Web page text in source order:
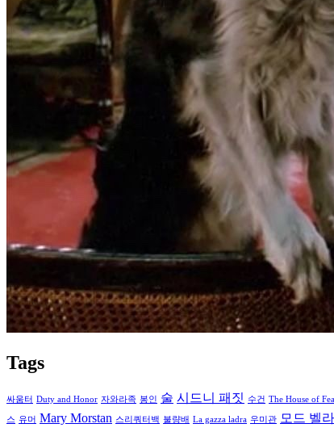
Tags
싸움터 Duty and Honor 자와라족 봉인 술 시드니 패짓 수건 The House of
스 유머 Mary Morstan 스리쿼터백 불량배 La gazza ladra 우미관 모드 벨라